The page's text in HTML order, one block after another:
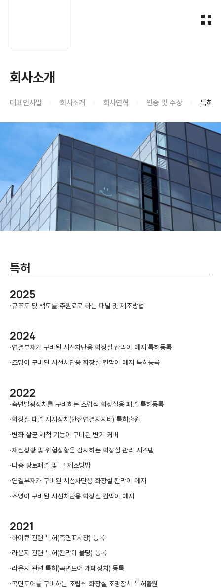
회사소개
대표인사말 회사소개 회사연혁 인증 및 수상 특허,
특허
2025
·규조토 및 백토를 주원료로 하는 패널 및 제조방법
2024
·연결부재가 구비된 시선차단용 화장실 칸막이 에지 특허등록
·조명이 구비된 시선차단용 화장실 칸막이 에지 특허등록
2022
·측면발광장치를 구비하는 조립식 화장실용 패널 특허등록
·화장실 패널 지지장치(안전연결지지바) 특허출원
·변좌 살균 세척 기능이 구비된 변기 커버
·재실상황 및 위험상황을 감지하는 화장실 관리 시스템
·다층 황토패널 및 그 제조방법
·연결부재가 구비된 시선차단용 화장실 칸막이 에지
·조명이 구비된 시선차단용 화장실 칸막이 에지
2021
·하이큐 관련 특허(측면표시창) 등록
·라운지 관련 특허(칸막이 몰딩) 등록
·라운지 관련 특허(곡면도어 개폐장치) 등록
·곡면도어를 구비하는 조립식 화장실 조명장치 특허출원